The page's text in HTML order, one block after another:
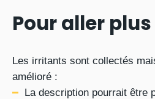
Pour aller
Les irritants sont collectés
amélioré :
La description pourrait être